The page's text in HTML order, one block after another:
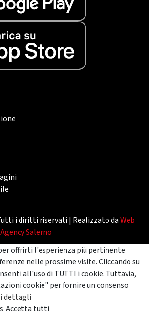
i diritti riservati | Realizzato daWeb
Salerno
offrirti l'esperienza più pertinente
nelle prossime visite. Cliccando su
all'uso di TUTTI i cookie. Tuttavia,
cookie" per fornire un consenso
dettagli
Accetta tutti